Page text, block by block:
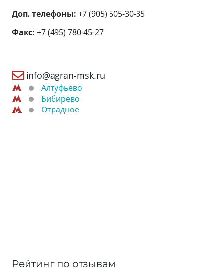
Доп. телефоны: +7 (905) 505-30-35
Факс: +7 (495) 780-45-27
info@agran-msk.ru
Алтуфьево
Бибирево
Отрадное
Рейтинг по отзывам